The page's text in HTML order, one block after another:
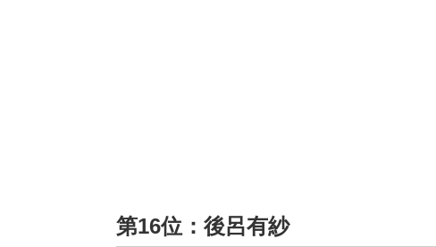
第16位：後呂有紗